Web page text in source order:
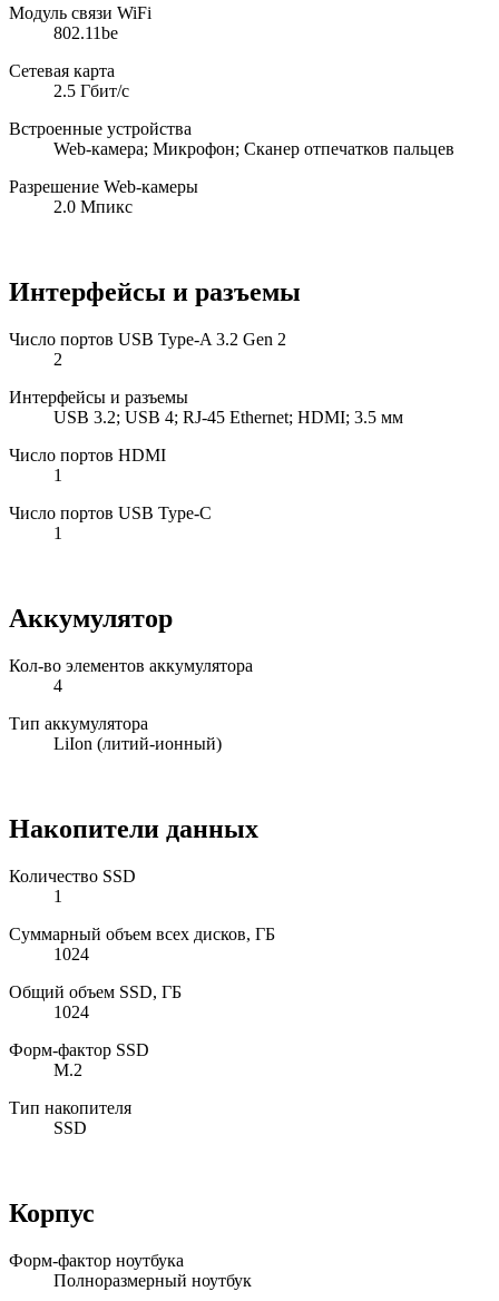
Модуль связи WiFi
802.11be
Сетевая карта
2.5 Гбит/с
Встроенные устройства
Web-камера; Микрофон; Сканер отпечатков пальцев
Разрешение Web-камеры
2.0 Мпикс
Интерфейсы и разъемы
Число портов USB Type-A 3.2 Gen 2
2
Интерфейсы и разъемы
USB 3.2; USB 4; RJ-45 Ethernet; HDMI; 3.5 мм
Число портов HDMI
1
Число портов USB Type-C
1
Аккумулятор
Кол-во элементов аккумулятора
4
Тип аккумулятора
LiIon (литий-ионный)
Накопители данных
Количество SSD
1
Суммарный объем всех дисков, ГБ
1024
Общий объем SSD, ГБ
1024
Форм-фактор SSD
M.2
Тип накопителя
SSD
Корпус
Форм-фактор ноутбука
Полноразмерный ноутбук